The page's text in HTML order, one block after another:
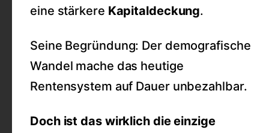
eine stärkere Kapitaldeckung.
Seine Begründung: Der demografische
Wandel mache das heutige
Rentensystem auf Dauer unbezahlbar.
Doch ist das wirklich die einzige